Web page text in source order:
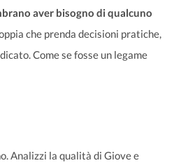
aver bisogno di qualcuno
che prenda decisioni pratiche,
Come se fosse un legame
Analizzi la qualità di Giove e